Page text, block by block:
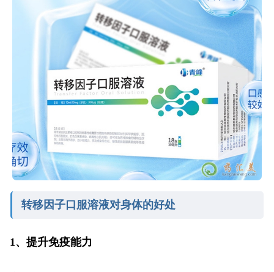
转移因子口服溶液对身体的好处
1、提升免疫能力